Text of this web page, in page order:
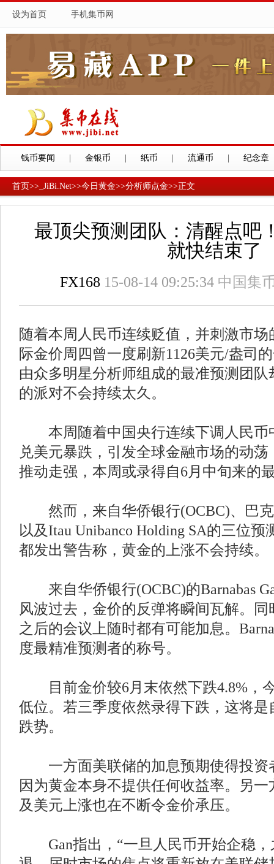
设为首页 手机集币网
钱币要闻 金银币 纸币 流通币 纪念章
首页>> _JiBi.Net>>今日黄金>>分析师点金>>正文
最顶尖预测团队：清醒点吧
就快结束了
FX168 15-08-14 09:25:34 中国集
随着本周人民币连续贬值，并刺激市
际金价周四曾一度刷新1126美元/盎司
由众多明星分析师组成的最准预测团队
的派对不会持续太久。
本周随着中国央行连续下调人民币
兑美元暴跌，引发全球金融市场的动
推动走强，本周或录得自6月中旬来的
然而，来自华侨银行(OCBC)、巴克
以及Itau Unibanco Holding SA的三位
都发出警告称，黄金的上涨不会持续。
来自华侨银行(OCBC)的Barnabas
风波过去，金价的反弹将瞬间瓦解。
之后的会议上随时都有可能加息。
度最精准预测者的称号。
目前金价较6月末依然下跌4.8%，
低位。若三季度依然录得下跌，这将是
跌势。
一方面美联储的加息预期使得投资
因为黄金本身不提供任何收益率。另
及美元上涨也在不断令金价承压。
Gan指出，“一旦人民币开始企稳，